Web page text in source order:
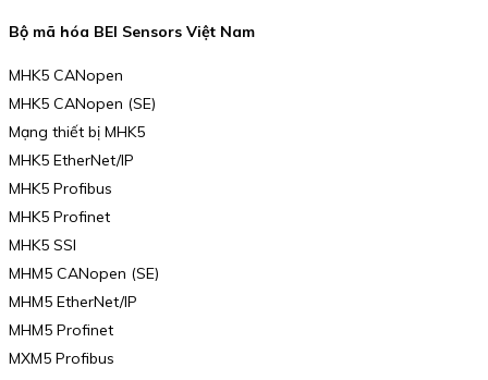
Bộ mã hóa BEI Sensors Việt Nam
MHK5 CANopen
MHK5 CANopen (SE)
Mạng thiết bị MHK5
MHK5 EtherNet/IP
MHK5 Profibus
MHK5 Profinet
MHK5 SSI
MHM5 CANopen (SE)
MHM5 EtherNet/IP
MHM5 Profinet
MXM5 Profibus